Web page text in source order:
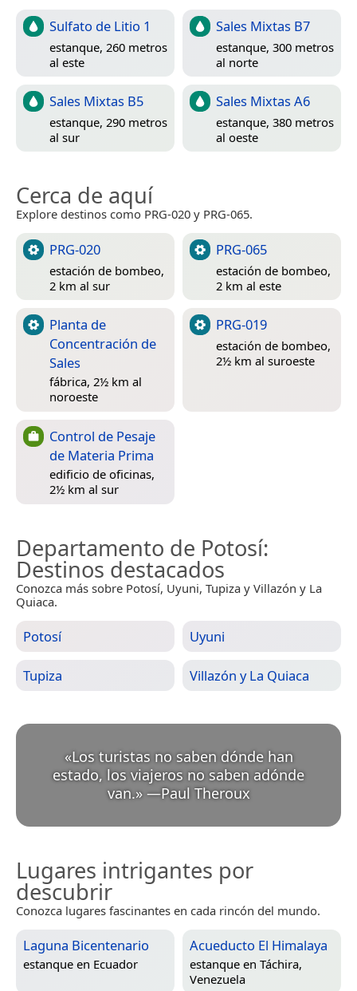
Sulfato de Litio 1
estanque, 260 metros
al este
Sales Mixtas B7
estanque, 300 metros
al norte
Sales Mixtas B5
estanque, 290 metros
al sur
Sales Mixtas A6
estanque, 380 metros
al oeste
Cerca de aquí
Explore destinos como PRG-020 y PRG-065.
PRG-020
estación de bombeo,
2 km al sur
PRG-065
estación de bombeo,
2 km al este
Planta de
Concentración de
Sales
fábrica, 2½ km al
noroeste
PRG-019
estación de bombeo,
2½ km al suroeste
Control de Pesaje
de Materia Prima
edificio de oficinas,
2½ km al sur
Departamento de Potosí:
Destinos destacados
Conozca más sobre Potosí, Uyuni, Tupiza y Villazón y La
Quiaca.
Potosí Uyuni
Tupiza Villazón y La Quiaca
«Los turistas no saben dónde han
estado, los viajeros no saben adónde
van.» —Paul Theroux
Lugares intrigantes por
descubrir
Conozca lugares fascinantes en cada rincón del mundo.
Laguna Bicentenario
estanque en Ecuador
Acueducto El Himalaya
estanque en Táchira,
Venezuela